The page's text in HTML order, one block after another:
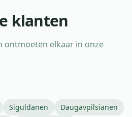
klanten
ontmoeten elkaar in onze
Siguldanen
Daugavpilsianen